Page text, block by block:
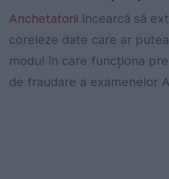
Anchetatorii încearcă să
coreleze date care ar
modul în care funcționa
de fraudare a examenelor